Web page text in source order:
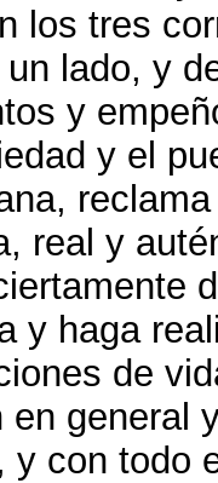
los tres
lado, y
y
y el
real y
y haga
de
en general
y con todo